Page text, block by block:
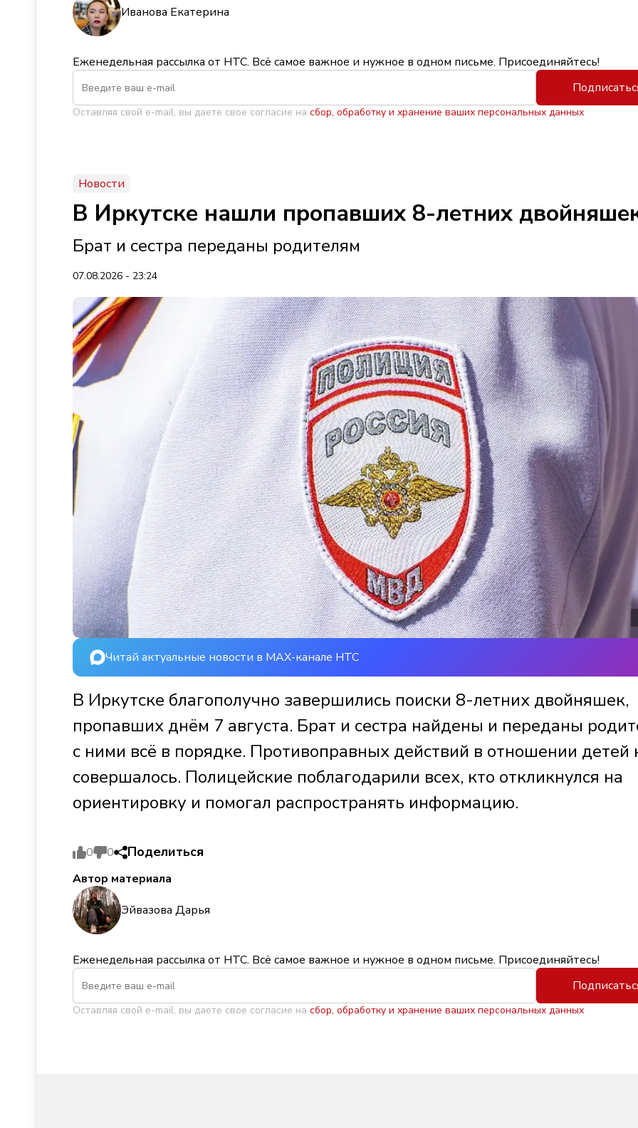
Иванова Екатерина
Еженедельная рассылка от НТС. Всё самое важное и нужное в одном письме. Присоединяйтесь!
Оставляя свой e-mail, вы даете свое согласие на сбор, обработку и хранение ваших персональных данных
Новости
В Иркутске нашли пропавших 8-летних
Брат и сестра переданы родителям
07.08.2026 - 23:24
Читай актуальные новости в MAX-канале НТС
В Иркутске благополучно завершились поиски 8-летних двойняшек,
пропавших днём 7 августа. Брат и сестра найдены и переданы
с ними всё в порядке. Противоправных действий в отношении детей
совершалось. Полицейские поблагодарили всех, кто откликнулся на
ориентировку и помогал распространять информацию.
0 0 Поделиться
Автор материала
Эйвазова Дарья
Еженедельная рассылка от НТС. Всё самое важное и нужное в одном письме. Присоединяйтесь!
Оставляя свой e-mail, вы даете свое согласие на сбор, обработку и хранение ваших персональных данных